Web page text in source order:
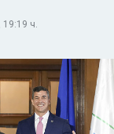
19:19 ч.